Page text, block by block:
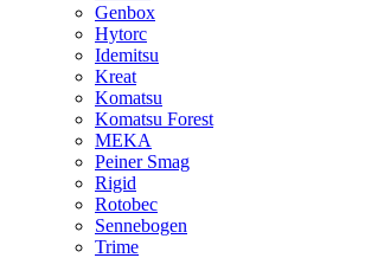
Genbox
Hytorc
Idemitsu
Kreat
Komatsu
Komatsu Forest
MEKA
Peiner Smag
Rigid
Rotobec
Sennebogen
Trime